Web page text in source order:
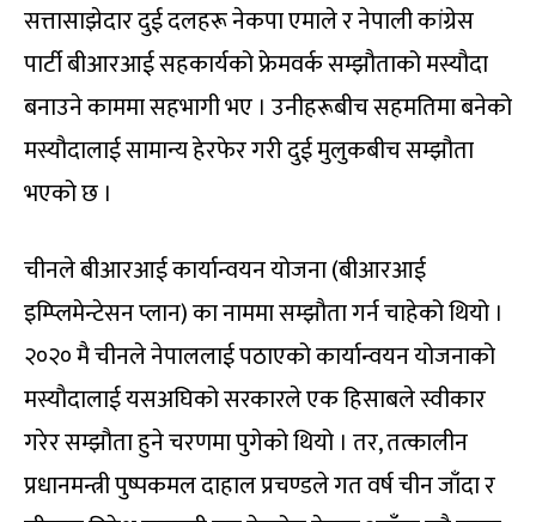
सत्तासाझेदार दुई दलहरू नेकपा एमाले र नेपाली कांग्रेस
पार्टी बीआरआई सहकार्यको फ्रेमवर्क सम्झौताको मस्यौदा
बनाउने काममा सहभागी भए । उनीहरूबीच सहमतिमा बनेको
मस्यौदालाई सामान्य हेरफेर गरी दुई मुलुकबीच सम्झौता
भएको छ ।
चीनले बीआरआई कार्यान्वयन योजना (बीआरआई
इम्प्लिमेन्टेसन प्लान) का नाममा सम्झौता गर्न चाहेको थियो ।
२०२० मै चीनले नेपाललाई पठाएको कार्यान्वयन योजनाको
मस्यौदालाई यसअघिको सरकारले एक हिसाबले स्वीकार
गरेर सम्झौता हुने चरणमा पुगेको थियो । तर, तत्कालीन
प्रधानमन्त्री पुष्पकमल दाहाल प्रचण्डले गत वर्ष चीन जाँदा र